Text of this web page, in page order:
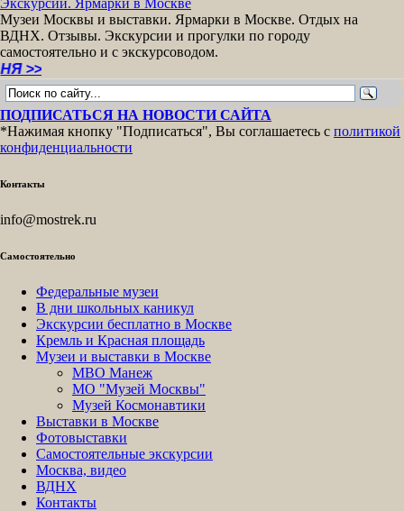
Экскурсии. Ярмарки в Москве
Музеи Москвы и выставки. Ярмарки в Москве. Отдых на
ВДНХ. Отзывы. Экскурсии и прогулки по городу
самостоятельно и с экскурсоводом.
ПОДПИСАТЬСЯ НА НОВОСТИ САЙТА
*Нажимая кнопку "Подписаться", Вы соглашаетесь с политикой
конфиденциальности
Контакты
info@mostrek.ru
Самостоятельно
Федеральные музеи
В дни школьных каникул
Экскурсии бесплатно в Москве
Кремль и Красная площадь
Музеи и выставки в Москве
МВО Манеж
МО "Музей Москвы"
Музей Космонавтики
Выставки в Москве
Фотовыставки
Самостоятельные экскурсии
Москва, видео
ВДНХ
Контакты